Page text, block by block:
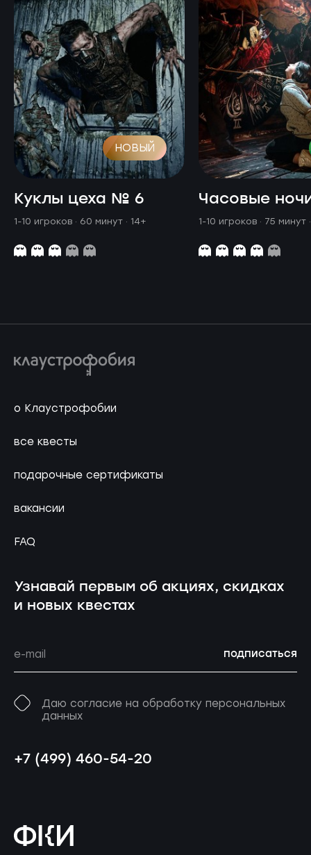
НОВЫЙ
Куклы цеха № 6
1-10 игроков · 60 минут · 14+
Часовые
1-10 игроков · 75 минут
о Клаустрофобии
все квесты
подарочные сертификаты
вакансии
FAQ
Узнавай первым об акциях, скидках
и новых квестах
подписаться
Даю согласие на обработку персональных
данных
+7 (499) 460-54-20